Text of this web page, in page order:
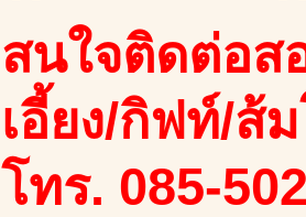
สนใจติดต่อส
เอี้ยง/กิฟท์/ส้
โทร. 085-